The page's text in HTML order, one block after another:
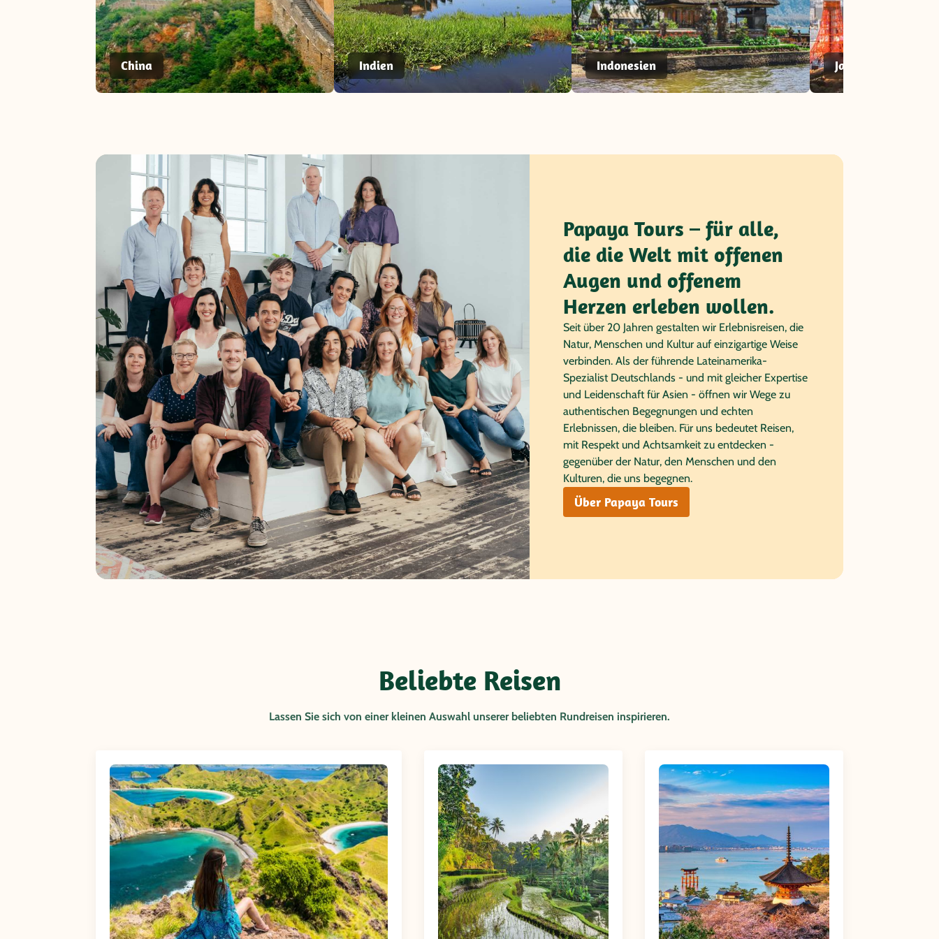
China Indien Indonesien Japan
Papaya Tours – für alle,
die die Welt mit offenen
Augen und offenem
Herzen erleben wollen.
Seit über 20 Jahren gestalten wir Erlebnisreisen, die
Natur, Menschen und Kultur auf einzigartige Weise
verbinden. Als der führende Lateinamerika-
Spezialist Deutschlands - und mit gleicher Expertise
und Leidenschaft für Asien - öffnen wir Wege zu
authentischen Begegnungen und echten
Erlebnissen, die bleiben. Für uns bedeutet Reisen,
mit Respekt und Achtsamkeit zu entdecken -
gegenüber der Natur, den Menschen und den
Kulturen, die uns begegnen.
Über Papaya Tours
Beliebte Reisen
Lassen Sie sich von einer kleinen Auswahl unserer beliebten Rundreisen inspirieren.